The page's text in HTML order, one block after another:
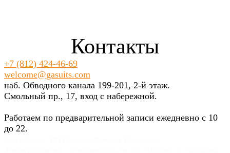
Контакты
+7 (812) 424-46-69
welcome@gasuits.com
наб. Обводного канала 199-201, 2-й этаж.
Смольный пр., 17, вход с набережной.
Работаем по предварительной записи ежедневно с 10
до 22.